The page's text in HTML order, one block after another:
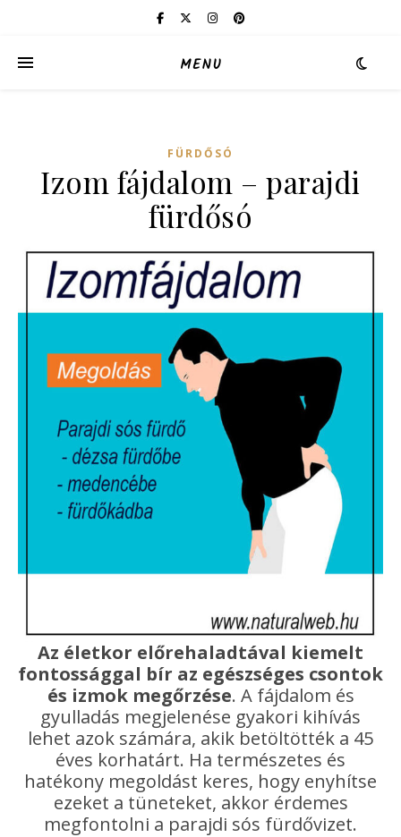
MENU
FÜRDŐSÓ
Izom fájdalom – parajdi
fürdősó
Az életkor előrehaladtával kiemelt
fontossággal bír az egészséges csontok
és izmok megőrzése. A fájdalom és
gyulladás megjelenése gyakori kihívás
lehet azok számára, akik betöltötték a 45
éves korhatárt. Ha természetes és
hatékony megoldást keres, hogy enyhítse
ezeket a tüneteket, akkor érdemes
megfontolni a parajdi sós fürdővizet.